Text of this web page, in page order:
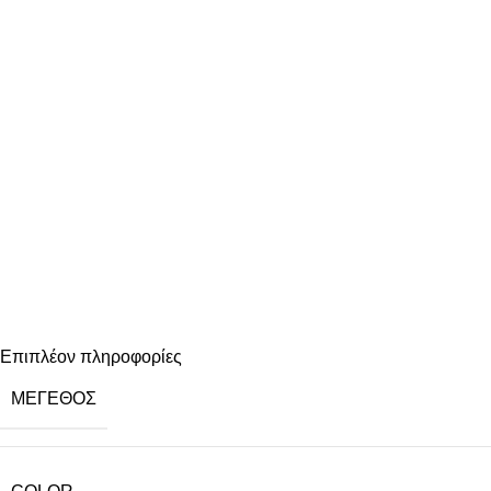
Επιπλέον πληροφορίες
ΜΈΓΕΘΟΣ